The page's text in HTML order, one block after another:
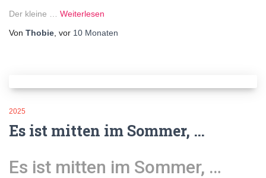
Der kleine … Weiterlesen
Von Thobie , vor 10 Monaten
2025
Es ist mitten im Sommer, …
Es ist mitten im Sommer, …